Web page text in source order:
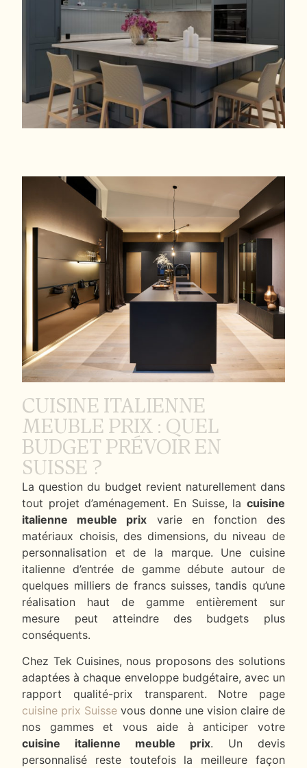
CUISINE ITALIENNE
MEUBLE PRIX : QUEL
BUDGET PRÉVOIR EN
SUISSE ?
La question du budget revient naturellement dans
tout projet d’aménagement. En Suisse, la cuisine
italienne meuble prix varie en fonction des
matériaux choisis, des dimensions, du niveau de
personnalisation et de la marque. Une cuisine
italienne d’entrée de gamme débute autour de
quelques milliers de francs suisses, tandis qu’une
réalisation haut de gamme entièrement sur
mesure peut atteindre des budgets plus
conséquents.
Chez Tek Cuisines, nous proposons des solutions
adaptées à chaque enveloppe budgétaire, avec un
rapport qualité-prix transparent. Notre page
cuisine prix Suisse vous donne une vision claire de
nos gammes et vous aide à anticiper votre
cuisine italienne meuble prix. Un devis
personnalisé reste toutefois la meilleure façon